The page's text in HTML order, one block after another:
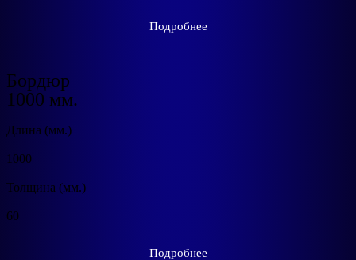
Подробнее
Бордюр
1000 мм.
Длина (мм.)
1000
Толщина (мм.)
60
Подробнее